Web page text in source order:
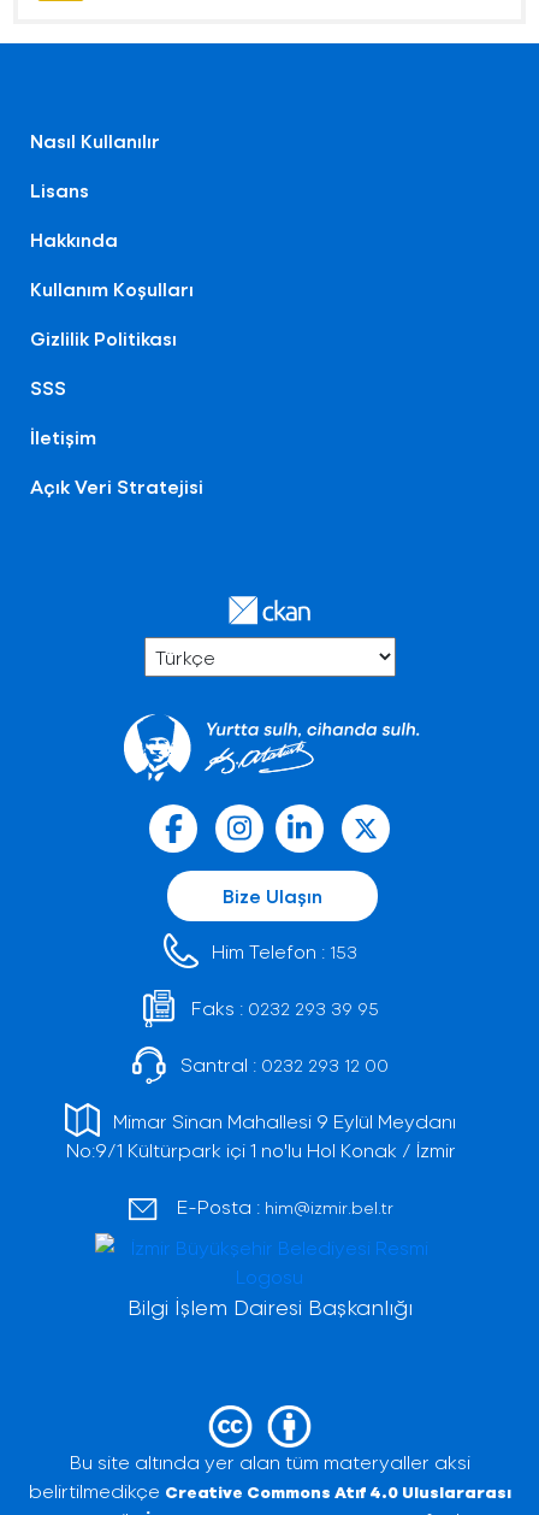
Nasıl Kullanılır
Lisans
Hakkında
Kullanım Koşulları
Gizlilik Politikası
SSS
İletişim
Açık Veri Stratejisi
Bize Ulaşın
Him Telefon : 153
Faks : 0232 293 39 95
Santral : 0232 293 12 00
Mimar Sinan Mahallesi 9 Eylül Meydanı
No:9/1 Kültürpark içi 1 no'lu Hol Konak / İzmir
E-Posta : him@izmir.bel.tr
Bilgi İşlem Dairesi Başkanlığı
Bu site altında yer alan tüm materyaller aksi
belirtilmedikçe Creative Commons Atıf 4.0 Uluslararası